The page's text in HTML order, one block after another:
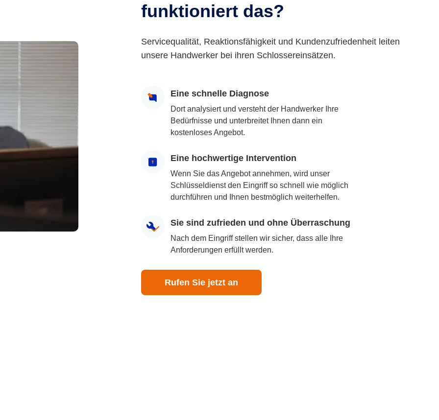
funktioniert das?
Servicequalität, Reaktionsfähigkeit und Kundenzufriedenheit leiten
unsere Handwerker bei ihren Schlossereinsätzen.
Eine schnelle Diagnose
Dort analysiert und versteht der Handwerker Ihre
Bedürfnisse und unterbreitet Ihnen dann ein
kostenloses Angebot.
Eine hochwertige Intervention
Wenn Sie das Angebot annehmen, wird unser
Schlüsseldienst den Eingriff so schnell wie möglich
durchführen und Ihnen bestmöglich weiterhelfen.
Sie sind zufrieden und ohne Überraschung
Nach dem Eingriff stellen wir sicher, dass alle Ihre
Anforderungen erfüllt werden.
Rufen Sie jetzt an